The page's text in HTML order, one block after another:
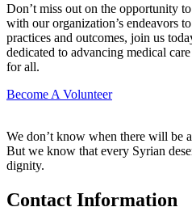
Don’t miss out on the opportunity
with our organization’s endeavors
practices and outcomes, join us
dedicated to advancing medical
for all.
Become A Volunteer
We don’t know when there will be
But we know that every Syrian
dignity.
Contact Information